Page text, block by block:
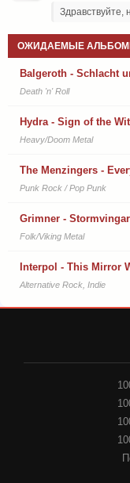
Здравствуйте,
ОЖИДАЕМЫЕ
Balgeroth - Schlacht
Death 'n' Roll
Hydra - Sign of the
Heavy/Doom Metal
The Menzingers -
Punk Rock / Pop Punk
Grimner - Stormvingar
Folk/Viking Metal
Interpol - This Mirror
Alternative Rock, Indie